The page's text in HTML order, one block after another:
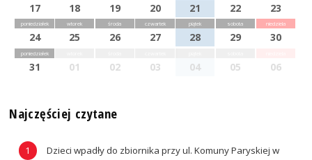
17 18 19 20 21 22 23
poniedziałek
24
wtorek
25
środa
26
czwartek
27
piątek
28
sobota
29
niedziela
30
poniedziałek
31 01 02 03 04 05 06
Najczęściej czytane
Dzieci wpadły do zbiornika przy ul. Komuny Paryskiej w